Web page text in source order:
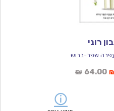
רוני
שפר-ברוש
₪ 64.00